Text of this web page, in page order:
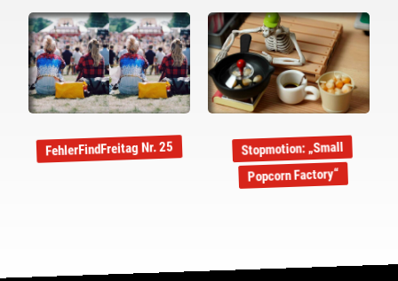
FehlerFindFreitag Nr. 25 Stopmotion: „Small
Popcorn Factory“